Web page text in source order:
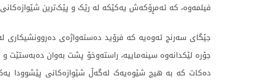
فیلمەوە، کە ئەمڕۆکەش یەکێکە لە رێک و پێک‌ترین
جێگای سەرنج ئەوەیە کە فرۆید دەستەواژەی دەروونشیکاری
جۆرە لێکدانەوە سینەماییە، راستەوخۆ پشت بەوان دەبەستێت
دەکات کە بە هیچ شێوەیەک لەگەڵ شێوازەکانی پێشوودا یەک